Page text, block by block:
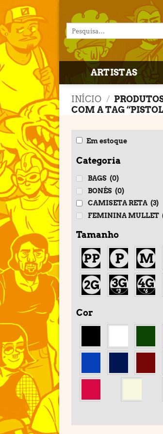
content
Pesquisar
por:
ARTISTAS
INÍCIO /
COM A TAG
Em estoque
Categoria
BAGS (0)
BONÉS (0)
CAMISETA RETA (3)
FEMININA MULLET
Tamanho
Cor
' ' '
' '